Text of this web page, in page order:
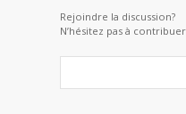
Rejoindre la discussion?
N’hésitez pas à